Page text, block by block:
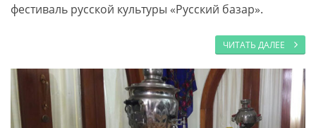
фестиваль русской культуры «Русский базар».
ЧИТАТЬ ДАЛЕЕ